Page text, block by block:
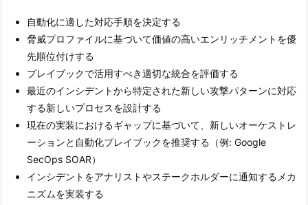
自動化に適した対応手順を決定する
脅威プロファイルに基づいて価値の高いエンリッチメントを優
先順位付けする
プレイブックで活用すべき適切な統合を評価する
最近のインシデントから特定された新しい攻撃パターンに対応
する新しいプロセスを設計する
現在の実装におけるギャップに基づいて、新しいオーケストレ
ーションと自動化プレイブックを推奨する（例: Google
SecOps SOAR）
インシデントをアナリストやステークホルダーに通知するメカ
ニズムを実装する